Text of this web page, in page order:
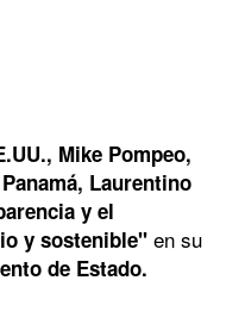
Mike Pompeo,
Laurentino
y el
y sostenible" en su
de Estado.